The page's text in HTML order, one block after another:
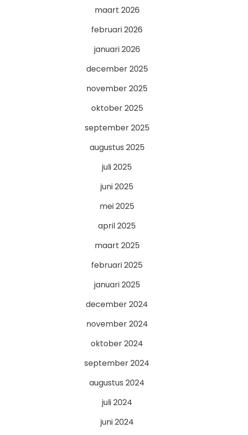
maart 2026
februari 2026
januari 2026
december 2025
november 2025
oktober 2025
september 2025
augustus 2025
juli 2025
juni 2025
mei 2025
april 2025
maart 2025
februari 2025
januari 2025
december 2024
november 2024
oktober 2024
september 2024
augustus 2024
juli 2024
juni 2024